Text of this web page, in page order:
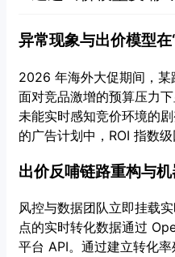
异常现象与出价模型
2026 年海外大促期间，
面对竞品激增的预算压力
未能实时感知竞价环境的
的广告计划中，ROI 指数级
出价反哺链路重构与
风控与数据团队立即挂载
点的实时转化数据通过
平台 API。通过建立转化